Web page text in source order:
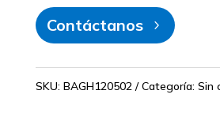
Contáctanos
SKU: BAGH120502 Categoría: Sin